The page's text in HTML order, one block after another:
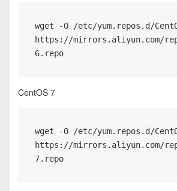
wget -O /etc/yum.repos.d/
https://mirrors.aliyun.com/
6.repo
CentOS 7
wget -O /etc/yum.repos.d/
https://mirrors.aliyun.com/
7.repo